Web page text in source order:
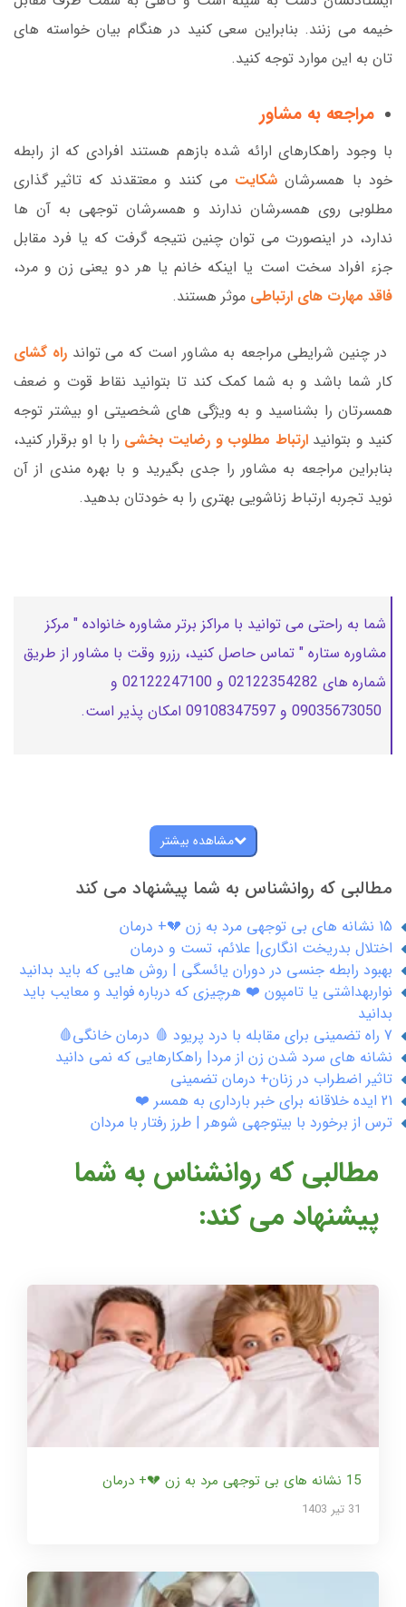
خیمه می زنند. بنابراین سعی کنید در هنگام بیان خواسته های
تان به این موارد توجه کنید.
مراجعه به مشاور
با وجود راهکارهای ارائه شده بازهم هستند افرادی که از رابطه
خود با همسرشان شکایت می کنند و معتقدند که تاثیر گذاری
مطلوبی روی همسرشان ندارند و همسرشان توجهی به آن ها
ندارد، در اینصورت می توان چنین نتیجه گرفت که یا فرد مقابل
جزء افراد سخت است یا اینکه خانم یا هر دو یعنی زن و مرد،
فاقد مهارت های ارتباطی موثر هستند.
در چنین شرایطی مراجعه به مشاور است که می تواند راه گشای
کار شما باشد و به شما کمک کند تا بتوانید نقاط قوت و ضعف
همسرتان را بشناسید و به ویژگی های شخصیتی او بیشتر توجه
کنید و بتوانید ارتباط مطلوب و رضایت بخشی را با او برقرار کنید،
بنابراین مراجعه به مشاور را جدی بگیرید و با بهره مندی از آن
نوید تجربه ارتباط زناشویی بهتری را به خودتان بدهید.
شما به راحتی می توانید با مراکز برتر مشاوره خانواده " مرکز
مشاوره ستاره " تماس حاصل کنید، رزرو وقت با مشاور از طریق
شماره های 02122354282 و 02122247100 و
مشاهده بیشتر
مطالبی که روانشناس به شما پیشنهاد می کند
15 نشانه های بی توجهی مرد به زن 💔+ درمان
اختلال بدریخت انگاری| علائم، تست و درمان
بهبود رابطه جنسی در دوران یائسگی | روش هایی که باید بدانید
نواربهداشتی یا تامپون ❤️ هرچیزی که درباره فواید و معایب باید
بدانید
7 راه تضمینی برای مقابله با درد پریود 🩸 درمان خانگی🩸
نشانه های سرد شدن زن از مرد| راهکارهایی که نمی دانید
تاثیر اضطراب در زنان+ درمان تضمینی
21 ایده خلاقانه برای خبر بارداری به همسر ❤️
ترس از برخورد با بیتوجهی شوهر | طرز رفتار با مردان
مطالبی که روانشناس به شما
پیشنهاد می کند:
15 نشانه های بی توجهی مرد به زن 💔+ درمان
31 تير 1403